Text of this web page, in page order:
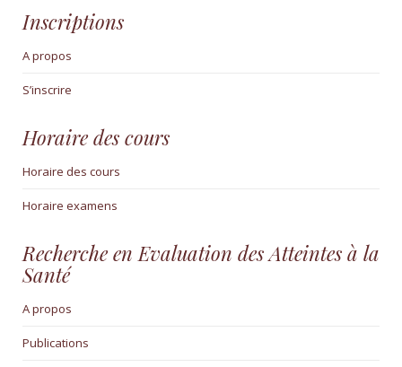
Inscriptions
A propos
S’inscrire
Horaire des cours
Horaire des cours
Horaire examens
Recherche en Evaluation des Atteintes à la
Santé
A propos
Publications